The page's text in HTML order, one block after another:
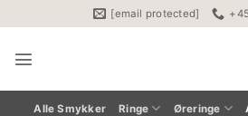
til
indhold
[email protected]
Alle Smykker Ringe Øreringe